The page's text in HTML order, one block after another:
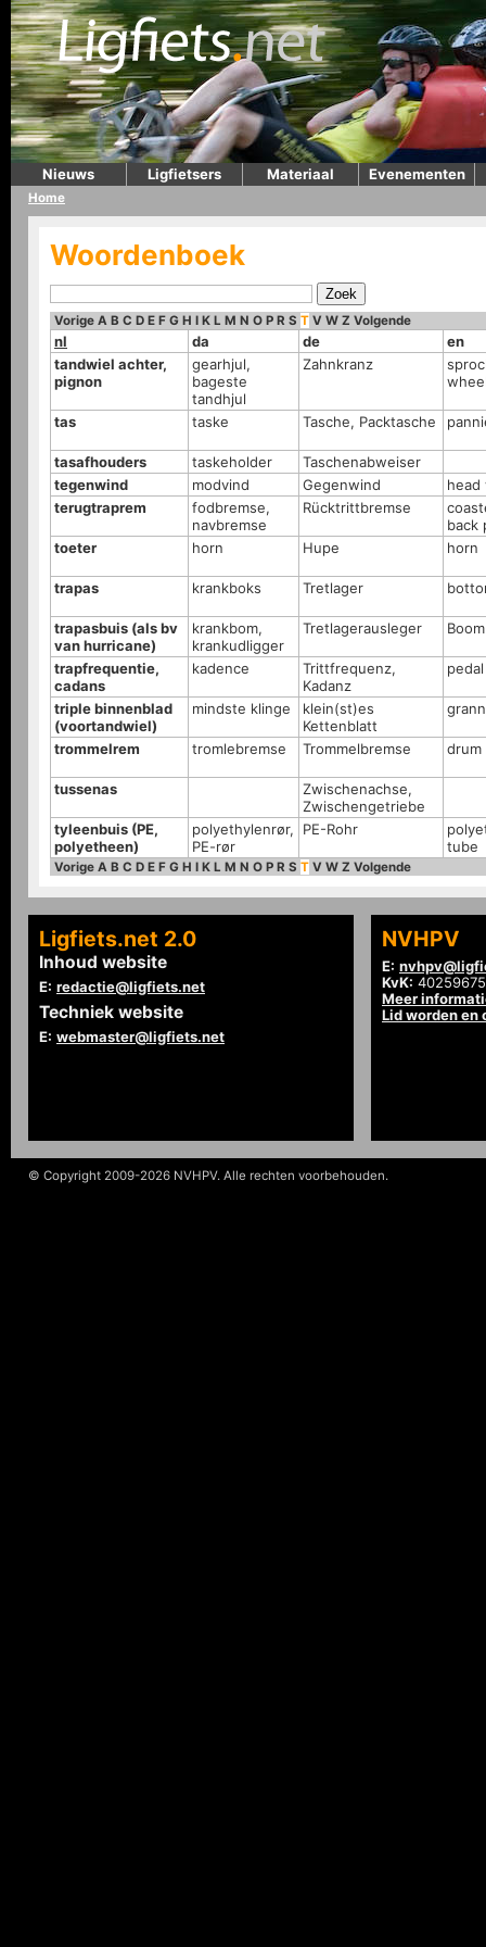
Nieuws Ligfietsers Materiaal Evenementen
Home
Woordenboek
Vorige A B C D E F G H I K L M N O P R S T V W Z Volgende
nl da de
en
tandwiel achter,
pignon
gearhjul,
bageste
tandhjul
Zahnkranz
tas taske Tasche, Packtasche
tasafhouders taskeholder
Taschenabweiser
tegenwind
modvind Gegenwind
head
terugtraprem
fodbremse,
navbremse
Rücktrittbremse
back
toeter
horn Hupe horn
trapas krankboks Tretlager
trapasbuis (als bv
van hurricane)
krankbom,
krankudligger
Tretlagerausleger
trapfrequentie,
cadans
kadence
Trittfrequenz,
Kadanz
triple binnenblad
(voortandwiel)
mindste klinge
klein(st)es
Kettenblatt
trommelrem tromlebremse Trommelbremse drum
tussenas
Zwischenachse,
Zwischengetriebe
tyleenbuis (PE,
polyetheen)
polyethylenrør,
PE-rør
PE-Rohr
tube
Vorige A B C D E F G H I K L M N O P R S T V W Z Volgende
Ligfiets.net 2.0
Inhoud website
E: redactie@ligfiets.net
Techniek website
E: webmaster@ligfiets.net
NVHPV
E:
KvK: 40259675
Meer
Lid worden en
© Copyright 2009-2026 NVHPV. Alle rechten voorbehouden.